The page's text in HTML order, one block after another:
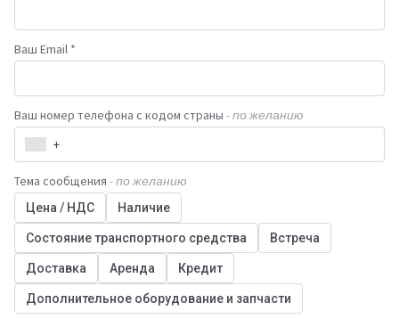
Ваш Email *
Ваш номер телефона с кодом страны - по желанию
+
Тема сообщения - по желанию
Цена / НДС Наличие
Состояние транспортного средства Встреча
Доставка Аренда Кредит
Дополнительное оборудование и запчасти